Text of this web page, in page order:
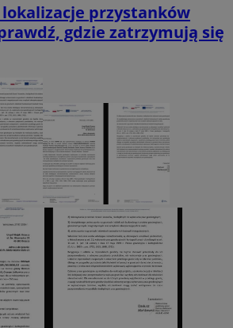
lokalizacje przystanków
gdzie zatrzymują się